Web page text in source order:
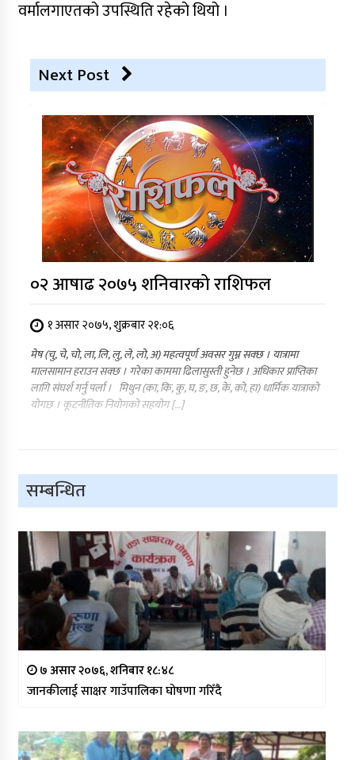
वर्मालगाएतको उपस्थिति रहेको थियो ।
Next Post
०२ आषाढ २०७५ शनिवारको राशिफल
१ असार २०७५, शुक्रबार २१:०६
मेष (चु, चे, चो, ला, लि, लु, ले, लो, अ) महत्वपूर्ण अवसर गुम्न सक्छ । यात्रामा
मालसामान हराउन सक्छ । गरेका काममा ढिलासुस्ती हुनेछ । अधिकार प्राप्तिका
लागि संघर्श गर्नु पर्ला । मिथुन (का, कि, कु, घ, ङ, छ, के, को, हा) धार्मिक यात्राको
योगछ । कूटनीतिक नियोगको सहयोग […]
सम्बन्धित
७ असार २०७६, शनिबार १८:४८
जानकीलाई साक्षर गाउँपालिका घोषणा गरिँदै